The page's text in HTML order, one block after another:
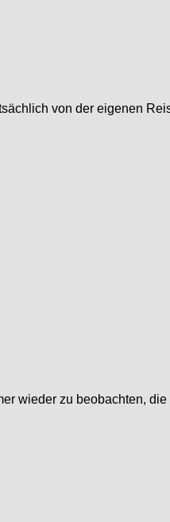
von der eigenen
wieder zu beobachten,